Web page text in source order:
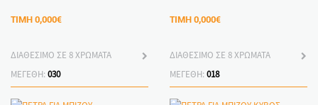
ΤΙΜΗ 0,000€
ΔΙΑΘΕΣΙΜΟ ΣΕ 8 ΧΡΩΜΑΤΑ
ΜΕΓΕΘΗ: 030
ΤΙΜΗ 0,000€
ΔΙΑΘΕΣΙΜΟ ΣΕ 8 ΧΡΩΜΑΤΑ
ΜΕΓΕΘΗ: 018